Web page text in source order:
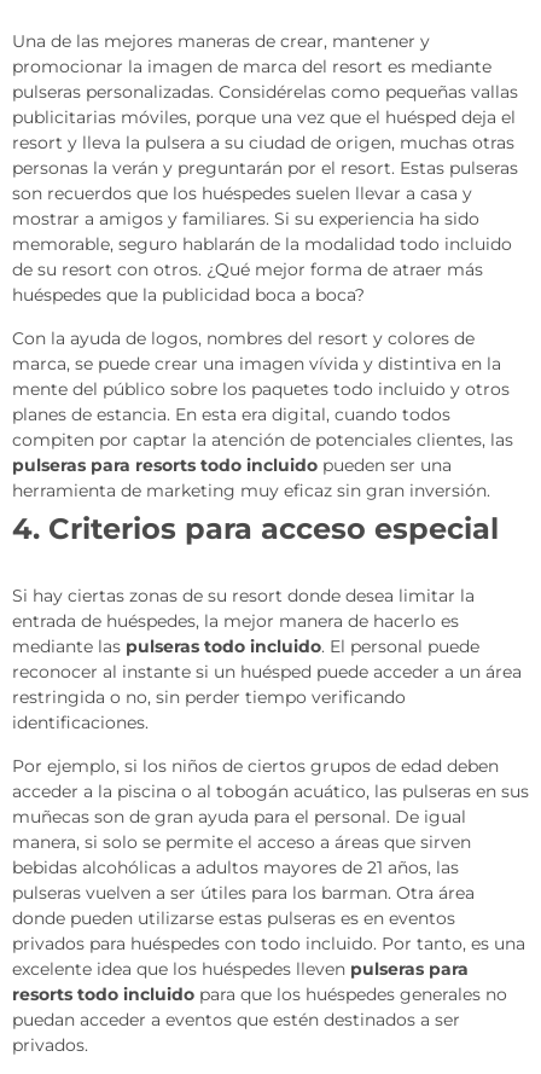
Una de las mejores maneras de crear, mantener y
promocionar la imagen de marca del resort es mediante
pulseras personalizadas. Considérelas como pequeñas vallas
publicitarias móviles, porque una vez que el huésped deja el
resort y lleva la pulsera a su ciudad de origen, muchas otras
personas la verán y preguntarán por el resort. Estas pulseras
son recuerdos que los huéspedes suelen llevar a casa y
mostrar a amigos y familiares. Si su experiencia ha sido
memorable, seguro hablarán de la modalidad todo incluido
de su resort con otros. ¿Qué mejor forma de atraer más
huéspedes que la publicidad boca a boca?
Con la ayuda de logos, nombres del resort y colores de
marca, se puede crear una imagen vívida y distintiva en la
mente del público sobre los paquetes todo incluido y otros
planes de estancia. En esta era digital, cuando todos
compiten por captar la atención de potenciales clientes, las
pulseras para resorts todo incluido pueden ser una
herramienta de marketing muy eficaz sin gran inversión.
4. Criterios para acceso especial
Si hay ciertas zonas de su resort donde desea limitar la
entrada de huéspedes, la mejor manera de hacerlo es
mediante las pulseras todo incluido. El personal puede
reconocer al instante si un huésped puede acceder a un área
restringida o no, sin perder tiempo verificando
identificaciones.
Por ejemplo, si los niños de ciertos grupos de edad deben
acceder a la piscina o al tobogán acuático, las pulseras en sus
muñecas son de gran ayuda para el personal. De igual
manera, si solo se permite el acceso a áreas que sirven
bebidas alcohólicas a adultos mayores de 21 años, las
pulseras vuelven a ser útiles para los barman. Otra área
donde pueden utilizarse estas pulseras es en eventos
privados para huéspedes con todo incluido. Por tanto, es una
excelente idea que los huéspedes lleven pulseras para
resorts todo incluido para que los huéspedes generales no
puedan acceder a eventos que estén destinados a ser
privados.